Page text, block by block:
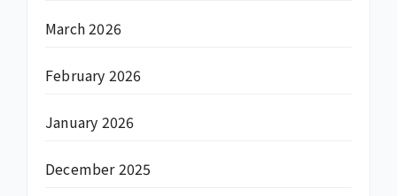
March 2026
February 2026
January 2026
December 2025